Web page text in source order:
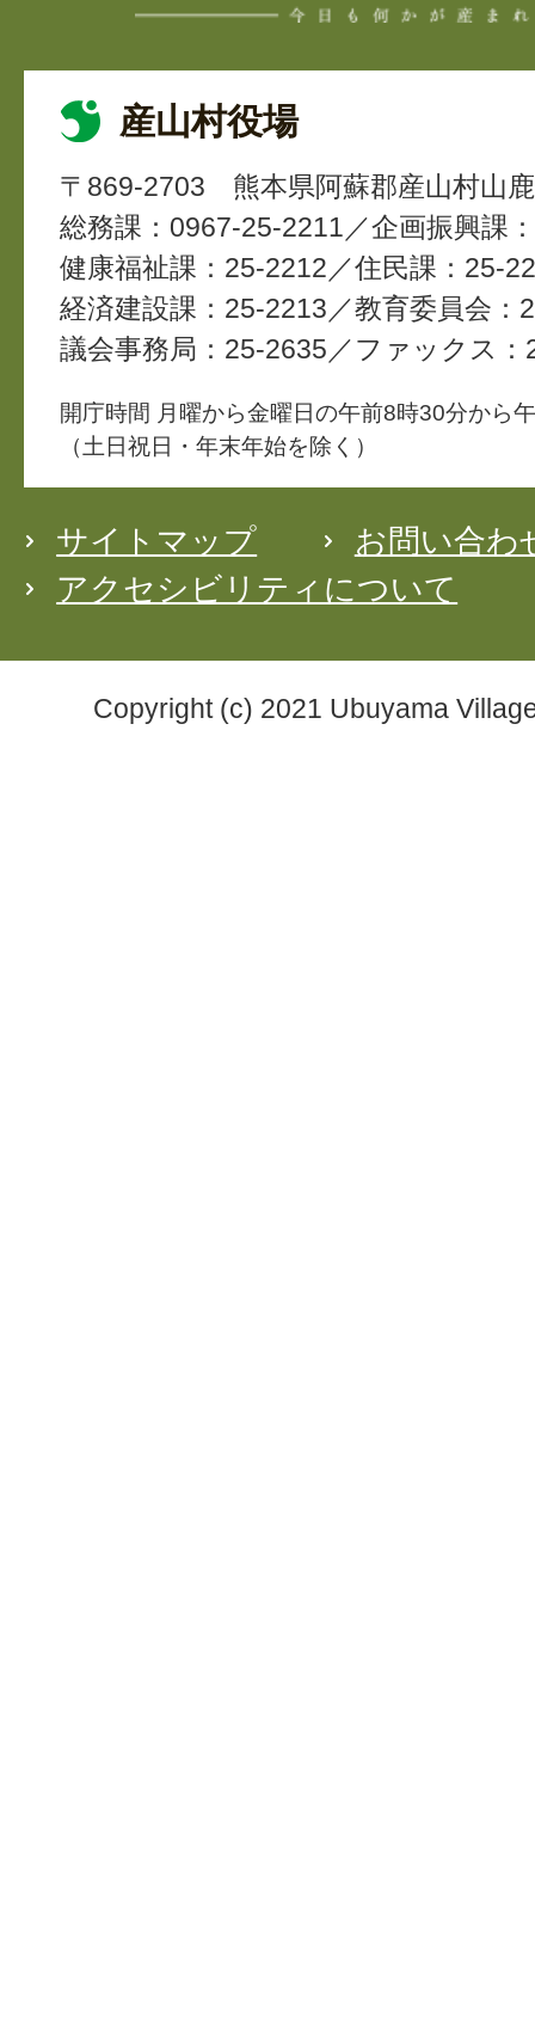
産山村役場
〒869-2703
熊本県阿蘇郡産山村山
総務課：0967-25-2211
企画振興課
健康福祉課：25-2212
住民課：25-
経済建設課：25-2213
教育委員会：
議会事務局：25-2635
ファックス：
開庁時間 月曜から金曜日の午前8時30分から
（土日祝日・年末年始を除く）
サイトマップ
お問い合わ
アクセシビリティについて
Copyright (c) 2021 Ubuyama